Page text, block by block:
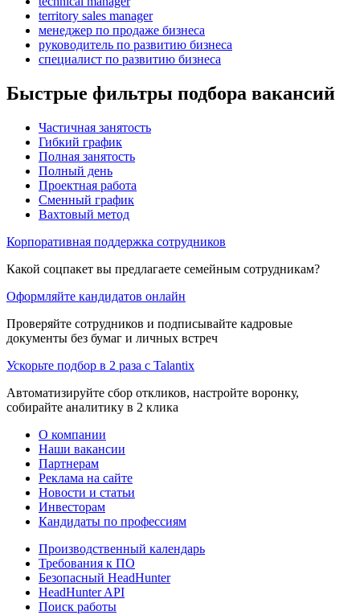
territory sales manager
менеджер по продаже бизнеса
руководитель по развитию бизнеса
специалист по развитию бизнеса
Быстрые фильтры подбора вакансий
Частичная занятость
Гибкий график
Полная занятость
Полный день
Проектная работа
Сменный график
Вахтовый метод
Корпоративная поддержка сотрудников
Какой соцпакет вы предлагаете семейным сотрудникам?
Оформляйте кандидатов онлайн
Проверяйте сотрудников и подписывайте кадровые
документы без бумаг и личных встреч
Ускорьте подбор в 2 раза с Talantix
Автоматизируйте сбор откликов, настройте воронку,
собирайте аналитику в 2 клика
О компании
Наши вакансии
Партнерам
Реклама на сайте
Новости и статьи
Инвесторам
Кандидаты по профессиям
Производственный календарь
Требования к ПО
Безопасный HeadHunter
HeadHunter API
Поиск работы